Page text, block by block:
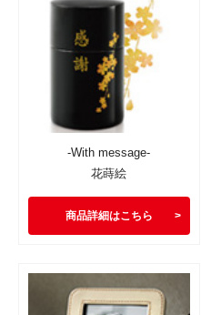
-With message-
花蒔絵
商品詳細はこちら